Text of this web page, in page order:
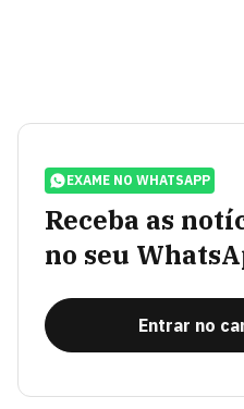
EXAME NO WHATSAPP
Receba as
no seu
Entrar no